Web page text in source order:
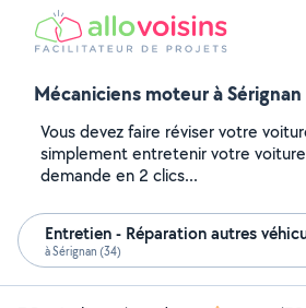
Mécaniciens moteur à
Vous devez faire réviser votre
simplement entretenir votre
demande en 2 clics...
Entretien - Réparation autres
à Sérignan (34)